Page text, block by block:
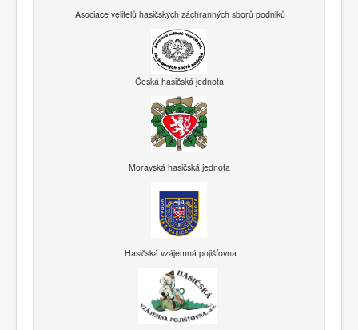
Asociace velitelů hasičských záchranných sborů podniků
Česká hasičská jednota
Moravská hasičská jednota
Hasičská vzájemná pojišťovna